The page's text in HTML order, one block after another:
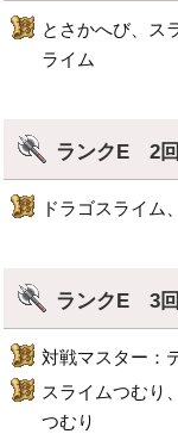
とさかへび、ス
ライム
ランクE 2
ドラゴスライム
ランクE 3
対戦マスター：
スライムつむり
つむり